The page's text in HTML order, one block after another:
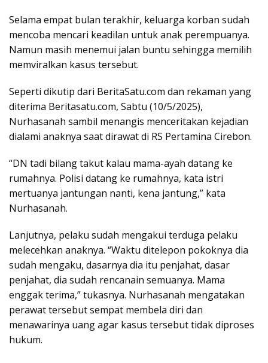
Selama empat bulan terakhir, keluarga korban sudah
mencoba mencari keadilan untuk anak perempuanya.
Namun masih menemui jalan buntu sehingga memilih
memviralkan kasus tersebut.
Seperti dikutip dari BeritaSatu.com dan rekaman yang
diterima Beritasatu.com, Sabtu (10/5/2025),
Nurhasanah sambil menangis menceritakan kejadian
dialami anaknya saat dirawat di RS Pertamina Cirebon.
“DN tadi bilang takut kalau mama-ayah datang ke
rumahnya. Polisi datang ke rumahnya, kata istri
mertuanya jantungan nanti, kena jantung,” kata
Nurhasanah.
Lanjutnya, pelaku sudah mengakui terduga pelaku
melecehkan anaknya. “Waktu ditelepon pokoknya dia
sudah mengaku, dasarnya dia itu penjahat, dasar
penjahat, dia sudah rencanain semuanya. Mama
enggak terima,” tukasnya. Nurhasanah mengatakan
perawat tersebut sempat membela diri dan
menawarinya uang agar kasus tersebut tidak diproses
hukum.